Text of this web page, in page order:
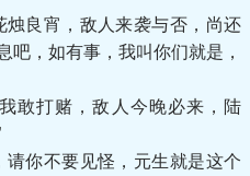
良宵，敌人来袭与否，尚还
吧，如有事，我叫你们就是，
打赌，敌人今晚必来，陆
你不要见怪，元生就是这个